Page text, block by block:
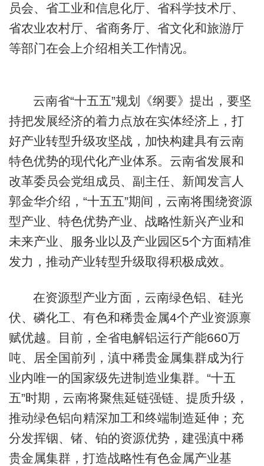
员会、省工业和信息化厅、省科学技术厅、
省农业农村厅、省商务厅、省文化和旅游厅
等部门在会上介绍相关工作情况。
云南省“十五五”规划《纲要》提出，要坚
持把发展经济的着力点放在实体经济上，打
好产业转型升级攻坚战，加快构建具有云南
特色优势的现代化产业体系。云南省发展和
改革委员会党组成员、副主任、新闻发言人
郭金华介绍，“十五五”期间，云南将围绕资源
型产业、特色优势产业、战略性新兴产业和
未来产业、服务业以及产业园区5个方面精准
发力，推动产业转型升级取得积极成效。
在资源型产业方面，云南绿色铝、硅光
伏、磷化工、有色和稀贵金属4个产业资源禀
赋优越。目前，全省电解铝运行产能660万
吨、居全国前列，滇中稀贵金属集群成为行
业内唯一的国家级先进制造业集群。“十五
五”时期，云南将聚焦延链强链、提质升级，
推动绿色铝向精深加工和终端制造延伸；充
分发挥铟、锗、铂的资源优势，建强滇中稀
贵金属集群，打造战略性有色金属产业基